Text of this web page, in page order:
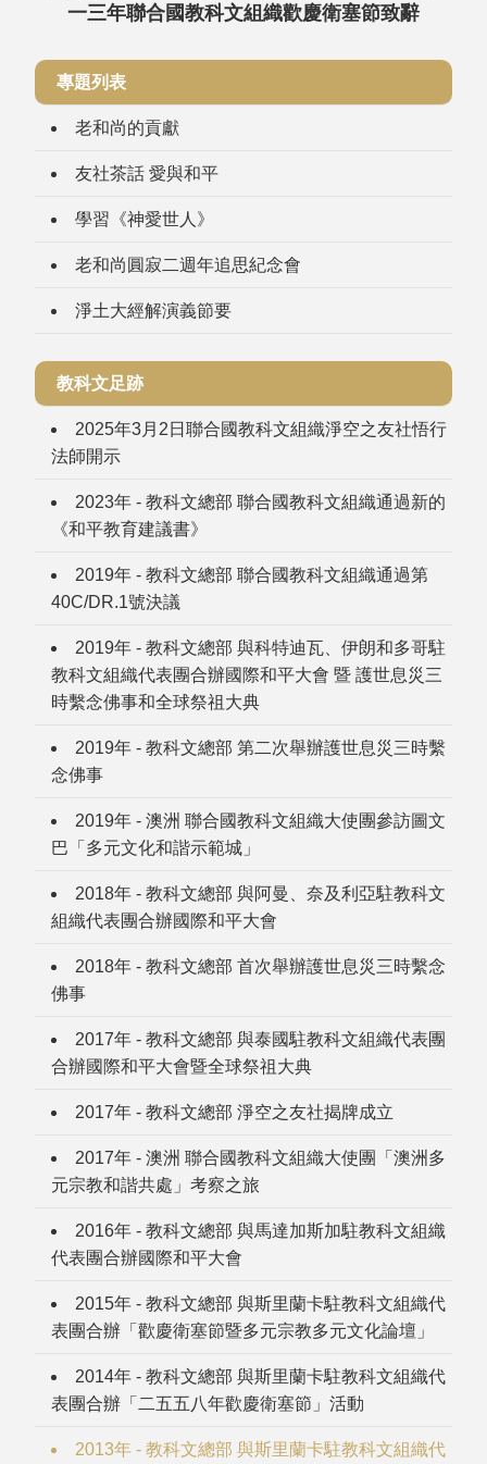
一三年聯合國教科文組織歡慶衛塞節致辭
專題列表
老和尚的貢獻
友社茶話 愛與和平
學習《神愛世人》
老和尚圓寂二週年追思紀念會
淨土大經解演義節要
教科文足跡
2025年3月2日聯合國教科文組織淨空之友社悟行
法師開示
2023年 - 教科文總部 聯合國教科文組織通過新的
《和平教育建議書》
2019年 - 教科文總部 聯合國教科文組織通過第
40C/DR.1號決議
2019年 - 教科文總部 與科特迪瓦、伊朗和多哥駐
教科文組織代表團合辦國際和平大會 暨 護世息災三
時繫念佛事和全球祭祖大典
2019年 - 教科文總部 第二次舉辦護世息災三時繫
念佛事
2019年 - 澳洲 聯合國教科文組織大使團參訪圖文
巴「多元文化和諧示範城」
2018年 - 教科文總部 與阿曼、奈及利亞駐教科文
組織代表團合辦國際和平大會
2018年 - 教科文總部 首次舉辦護世息災三時繫念
佛事
2017年 - 教科文總部 與泰國駐教科文組織代表團
合辦國際和平大會暨全球祭祖大典
2017年 - 教科文總部 淨空之友社揭牌成立
2017年 - 澳洲 聯合國教科文組織大使團「澳洲多
元宗教和諧共處」考察之旅
2016年 - 教科文總部 與馬達加斯加駐教科文組織
代表團合辦國際和平大會
2015年 - 教科文總部 與斯里蘭卡駐教科文組織代
表團合辦「歡慶衛塞節暨多元宗教多元文化論壇」
2014年 - 教科文總部 與斯里蘭卡駐教科文組織代
表團合辦「二五五八年歡慶衛塞節」活動
2013年 - 教科文總部 與斯里蘭卡駐教科文組織代